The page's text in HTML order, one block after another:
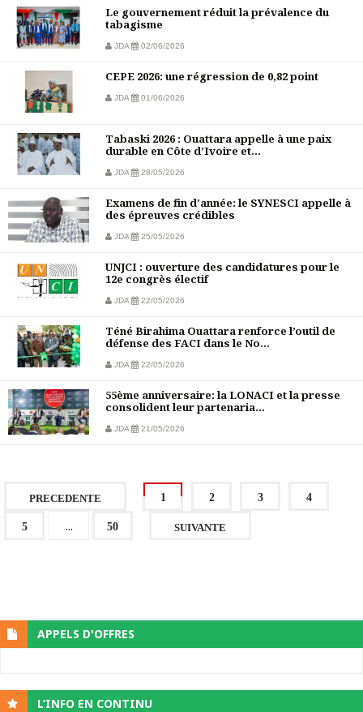
Le gouvernement réduit la prévalence du
tabagisme
JDA 02/06/2026
CEPE 2026: une régression de 0,82 point
JDA 01/06/2026
Tabaski 2026 : Ouattara appelle à une paix
durable en Côte d’Ivoire et...
JDA 28/05/2026
Examens de fin d'année: le SYNESCI appelle à
des épreuves crédibles
JDA 25/05/2026
UNJCI : ouverture des candidatures pour le
12e congrès électif
JDA 22/05/2026
Téné Birahima Ouattara renforce l’outil de
défense des FACI dans le No...
JDA 22/05/2026
55ème anniversaire: la LONACI et la presse
consolident leur partenaria...
JDA 21/05/2026
PRECEDENTE 1 2 3 4
5 ... 50 SUIVANTE
APPELS D'OFFRES
L’INFO EN CONTINU